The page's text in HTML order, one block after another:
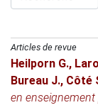
Articles de revue
Heilporn G.,
Bureau J., Côté
en